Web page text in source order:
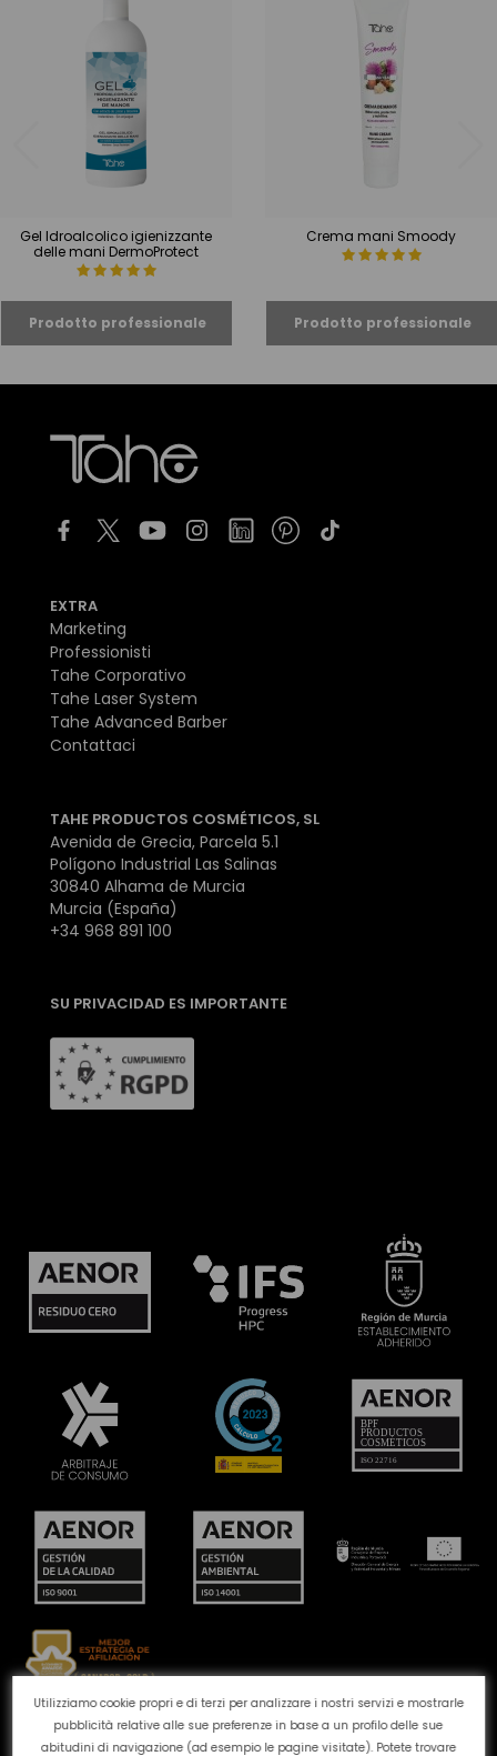
Utilizziamo cookie propri e di terzi per analizzare i nostri servizi e mostrarle
pubblicità relative alle sue preferenze in base a un profilo delle sue
abitudini di navigazione (ad esempio le pagine visitate). Potete trovare
Gel Idroalcolico igienizzante
delle mani DermoProtect
Crema mani Smoody
EXTRA
Marketing
Professionisti
Tahe Corporativo
Tahe Laser System
Tahe Advanced Barber
Contattaci
TAHE PRODUCTOS COSMÉTICOS, SL
Avenida de Grecia, Parcela 5.1
Polígono Industrial Las Salinas
30840 Alhama de Murcia
Murcia (España)
+34 968 891 100
SU PRIVACIDAD ES IMPORTANTE
Canale reclami Politica dei cookie
Politica sulla